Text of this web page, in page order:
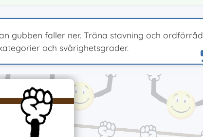
gubben faller ner. Träna stavning och ordförråd
och svårighetsgrader.